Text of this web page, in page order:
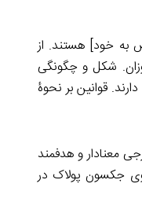
به خود] هستند. از
شکل و چگونگی
قوانین بر نحوۀ
معنادار و هدفمند
جکسون پولاک در